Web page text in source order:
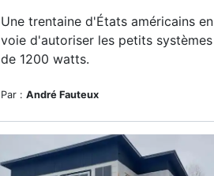
Une trentaine d'États américains en
voie d'autoriser les petits systèmes
de 1200 watts.
Par : André Fauteux